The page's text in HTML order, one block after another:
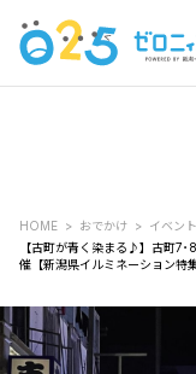
HOME おでかけ
イベント
【古町が青く染まる♪】古町7
催【新潟県イルミネーション特